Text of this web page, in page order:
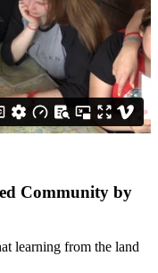
Community by
learning from the land